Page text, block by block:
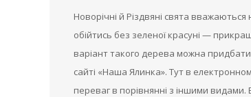
Новорічні й Різдвяні свята
обійтись без зеленої красуні —
варіант такого дерева можна
сайті «Наша Ялинка». Тут в
переваг в порівнянні з іншими